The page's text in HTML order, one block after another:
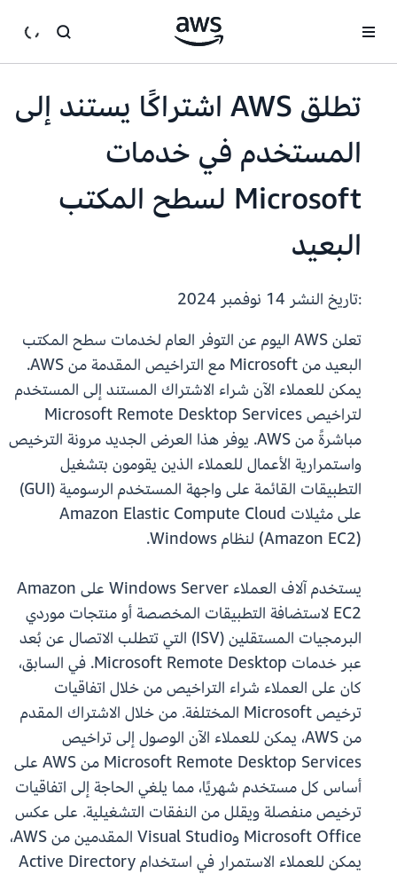
تطلق AWS اشتراكًا يستند إلى
المستخدم في خدمات
Microsoft لسطح المكتب
البعيد
:تاريخ النشر
تعلن AWS اليوم عن التوفر العام لخدمات سطح المكتب
البعيد من Microsoft مع التراخيص المقدمة من AWS.
يمكن للعملاء الآن شراء الاشتراك المستند إلى المستخدم
لتراخيص Microsoft Remote Desktop Services
مباشرةً من AWS. يوفر هذا العرض الجديد مرونة الترخيص
واستمرارية الأعمال للعملاء الذين يقومون بتشغيل
التطبيقات القائمة على واجهة المستخدم الرسومية (GUI)
على مثيلات Amazon Elastic Compute Cloud
(Amazon EC2) لنظام Windows.
يستخدم آلاف العملاء Windows Server على Amazon
EC2 لاستضافة التطبيقات المخصصة أو منتجات موردي
البرمجيات المستقلين (ISV) التي تتطلب الاتصال عن بُعد
عبر خدمات Microsoft Remote Desktop. في السابق،
كان على العملاء شراء التراخيص من خلال اتفاقيات
ترخيص Microsoft المختلفة. من خلال الاشتراك المقدم
من AWS، يمكن للعملاء الآن الوصول إلى تراخيص
Microsoft Remote Desktop Services من AWS على
أساس كل مستخدم شهريًا، مما يلغي الحاجة إلى اتفاقيات
ترخيص منفصلة ويقلل من النفقات التشغيلية. على عكس
Microsoft Office وVisual Studio المقدمين من AWS،
يمكن للعملاء الاستمرار في استخدام Active Directory